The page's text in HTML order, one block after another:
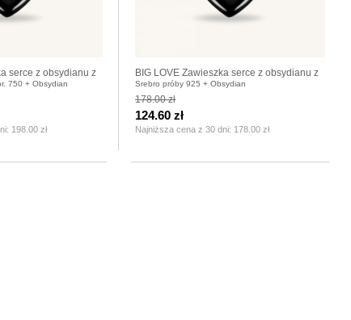
serce z obsydianu z
750 + Obsydian
198.00 zł
BIG LOVE Zawieszka serce z obsydianu z
karabińczykiem srebrnym
Srebro próby 925 + Obsydian
178.00 zł
Najniższa cena z 30 dni: 178.00 zł
124.60 zł